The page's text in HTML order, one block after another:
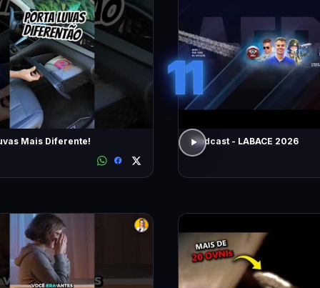
Mais Diferente!
11
Podcast - LABACE 2026